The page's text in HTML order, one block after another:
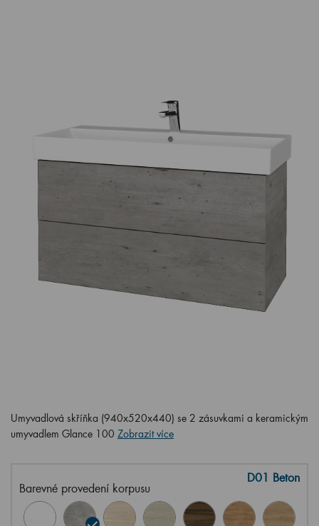
Umyvadlová skříňka (940x520x440) se 2 zásuvkami a keramickým
umyvadlem Glance 100 Zobrazit více
Barevné provedení korpusu
D01 Beton